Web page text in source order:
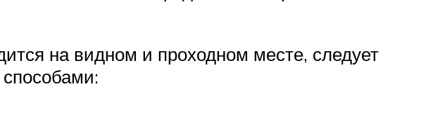
на видном и проходном месте, следует